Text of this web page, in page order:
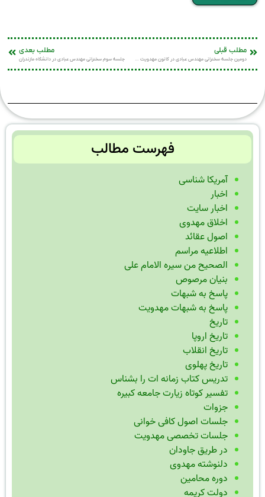
مطلب قبلی
دومین جلسه سخنرانی مهندس عبادی در کانون مهدویت دانشگاه مازندران
مطلب بعدی
جلسه سوم سخنرانی مهندس عبادی در دانشگاه مازندران
فهرست مطالب
آمریکا شناسی
اخبار
اخبار سایت
اخلاق مهدوی
اصول عقائد
اطلاعیه مراسم
الصحیح من سیره الامام علی
بنیان مرصوص
پاسخ به شبهات
پاسخ به شبهات مهدویت
تاریخ
تاریخ اروپا
تاریخ انقلاب
تاریخ پهلوی
تدریس کتاب زمانه ات را بشناس
تفسیر کوتاه زیارت جامعه کبیره
جزوات
جلسات اصول کافی خوانی
جلسات تخصصی مهدویت
در طریق جاودان
دلنوشته مهدوی
دوره محامین
دولت کریمه